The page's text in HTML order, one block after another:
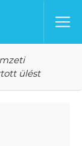
ülést